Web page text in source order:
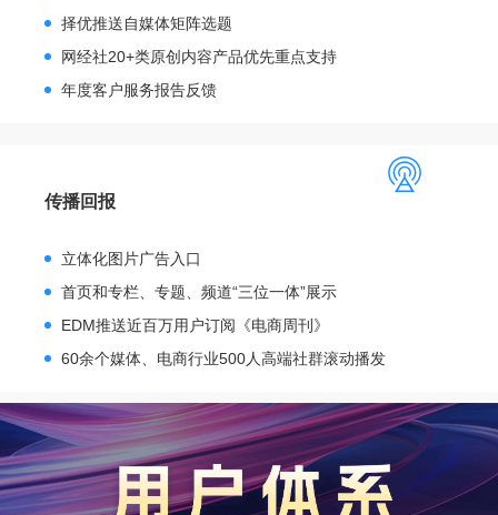
择优推送自媒体矩阵选题
网经社20+类原创内容产品优先重点支持
年度客户服务报告反馈
传播回报
立体化图片广告入口
首页和专栏、专题、频道“三位一体”展示
EDM推送近百万用户订阅《电商周刊》
60余个媒体、电商行业500人高端社群滚动播发